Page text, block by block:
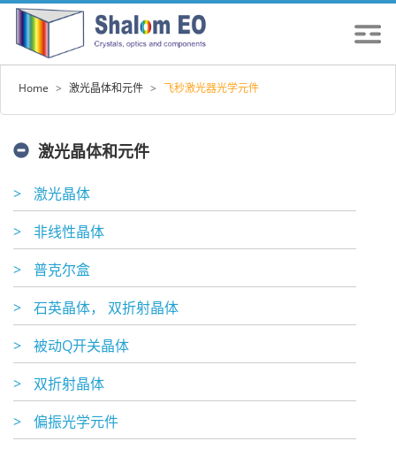
Home > 激光晶体和元件 > 飞秒激光器光学元件
激光晶体和元件
>
激光晶体
>
非线性晶体
>
普克尔盒
>
石英晶体， 双折射晶体
>
被动Q开关晶体
>
双折射晶体
>
偏振光学元件